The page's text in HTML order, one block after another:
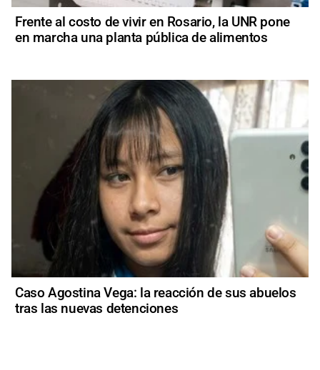
Frente al costo de vivir en Rosario, la UNR pone
en marcha una planta pública de alimentos
Caso Agostina Vega: la reacción de sus abuelos
tras las nuevas detenciones